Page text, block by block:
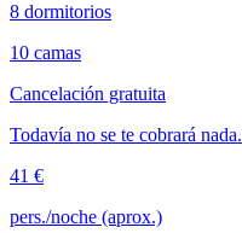
8 dormitorios
10 camas
Cancelación gratuita
Todavía no se te cobrará nada.
41 €
pers./noche (aprox.)